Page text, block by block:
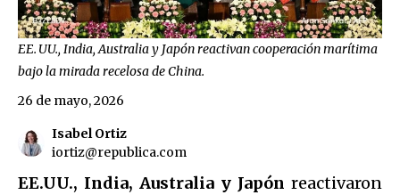
EE. UU., India, Australia y Japón reactivan cooperación marítima
bajo la mirada recelosa de China.
Isabel Ortiz
iortiz@republica.com
26 de mayo, 2026
EE.UU., India, Australia y Japón reactivaron